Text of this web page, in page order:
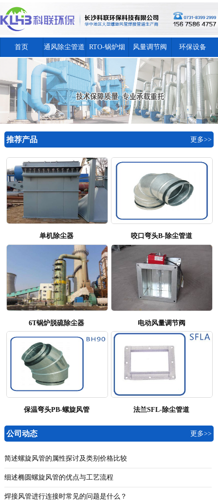
首页 通风除尘管道 RTO-锅炉烟
囱
风量调节阀 环保设备
推荐产品 更多>>
单机除尘器 咬口弯头B-除尘管道
6T锅炉脱硫除尘器 电动风量调节阀
保温弯头PB-螺旋风管 法兰SFL-除尘管道
公司动态 更多>>
简述螺旋风管的属性探讨及类别价格比较
细述椭圆螺旋风管的优点与工艺流程
焊接风管进行连接时常见的问题是什么？